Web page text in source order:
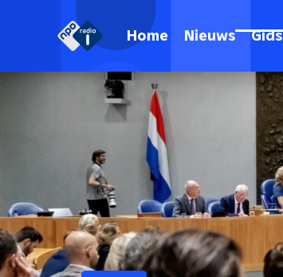
Home Nieuws Gids